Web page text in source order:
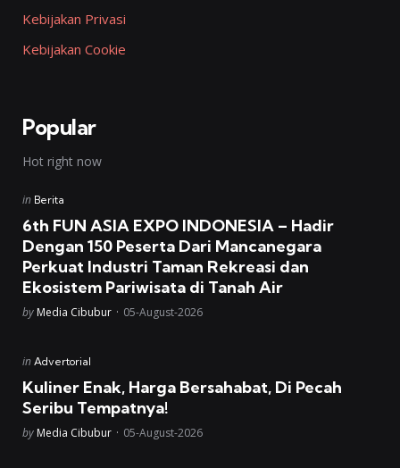
Kebijakan Privasi
Kebijakan Cookie
Popular
Hot right now
Posted
in Berita
6th FUN ASIA EXPO INDONESIA – Hadir
Dengan 150 Peserta Dari Mancanegara
Perkuat Industri Taman Rekreasi dan
Ekosistem Pariwisata di Tanah Air
Posted
by Media Cibubur 05-August-2026
Posted
in Advertorial
Kuliner Enak, Harga Bersahabat, Di Pecah
Seribu Tempatnya!
Posted
by Media Cibubur 05-August-2026